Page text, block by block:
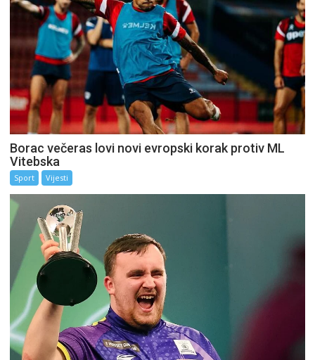
Borac večeras lovi novi evropski korak protiv ML
Vitebska
Sport Vijesti